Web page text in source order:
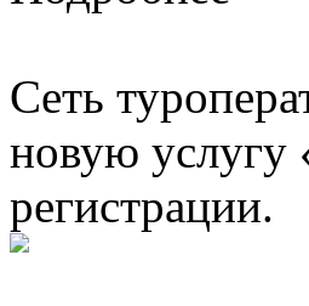
Сеть
новую услугу
регистрации.